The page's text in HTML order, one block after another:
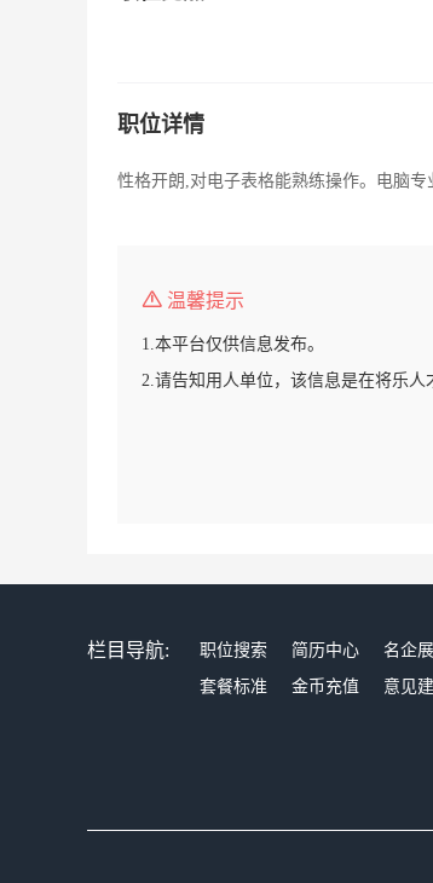
职位详情
性格开朗,对电子表格能熟练操作。电脑专
温馨提示
1.本平台仅供信息发布。
2.请告知用人单位，该信息是在将乐人
栏目导航: 职位搜索 简历中心 名企
套餐标准
金币充值 意见